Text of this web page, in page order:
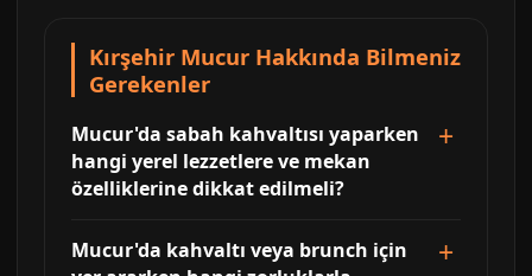
Kırşehir Mucur Hakkında Bilmeniz
Gerekenler
Mucur'da sabah kahvaltısı yaparken
hangi yerel lezzetlere ve mekan
özelliklerine dikkat edilmeli?
Mucur'da kahvaltı veya brunch için